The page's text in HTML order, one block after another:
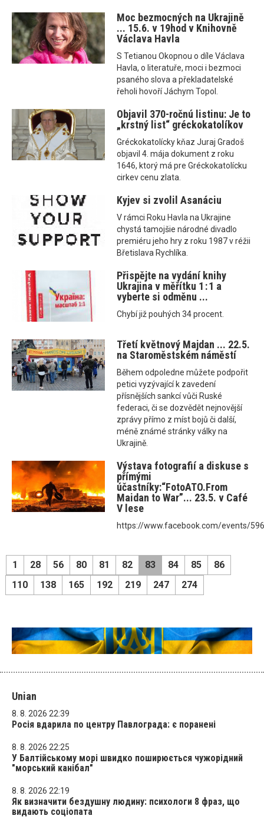
Moc bezmocných na Ukrajině
... 15.6. v 19hod v Knihovně
Václava Havla
S Tetianou Okopnou o díle Václava
Havla, o literatuře, moci i bezmoci
psaného slova a překladatelské
řeholi hovoří Jáchym Topol.
Objavil 370-ročnú listinu: Je to
„krstný list“ gréckokatolíkov
Gréckokatolícky kňaz Juraj Gradoš
objavil 4. mája dokument z roku
1646, ktorý má pre Gréckokatolícku
cirkev cenu zlata.
Kyjev si zvolil Asanáciu
V rámci Roku Havla na Ukrajine
chystá tamojšie národné divadlo
premiéru jeho hry z roku 1987 v réžii
Břetislava Rychlíka.
Přispějte na vydání knihy
Ukrajina v měřítku 1 : 1 a
vyberte si odměnu ...
Chybí již pouhých 34 procent.
Třetí květnový Majdan ... 22.5.
na Staroměstském náměstí
Během odpoledne můžete podpořit
petici vyzývající k zavedení
přísnějších sankcí vůči Ruské
federaci, či se dozvědět nejnovější
zprávy přímo z míst bojů či další,
méně známé stránky války na
Ukrajině.
Výstava fotografií a diskuse s
přímými
účastníky:“FotoATO.From
Maidan to War”... 23.5. v Café
V lese
https://www.facebook.com/events/
1 28 56 80 81 82 83 84 85
86
110
138 165 192 219 247 274
Unian
8. 8. 2026 22:39
Росія вдарила по центру Павлограда: є поранені
8. 8. 2026 22:25
У Балтійському морі швидко поширюється чужорідний
"морський канібал"
8. 8. 2026 22:19
Як визначити бездушну людину: психологи 8 фраз, що
видають соціопата